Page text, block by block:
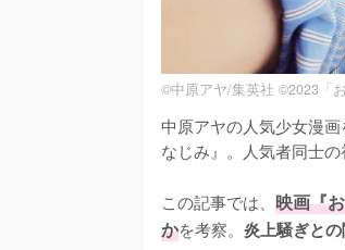
©中原アヤ/集英社 ©2023「
中原アヤの人気少女漫
なじみ』。人気者同士
この記事では、 映画『
かを考察。 炎上騒ぎと